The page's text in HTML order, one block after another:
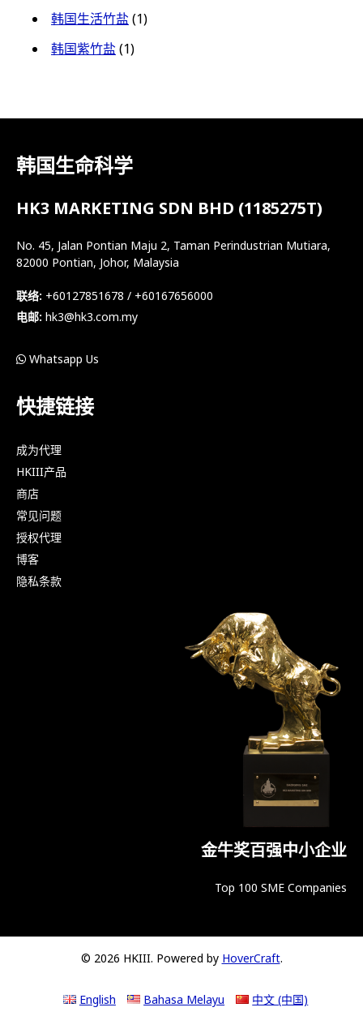
韩国生活竹盐(1)
韩国紫竹盐(1)
韩国生命科学
HK3 MARKETING SDN BHD (1185275T)
No. 45, Jalan Pontian Maju 2, Taman Perindustrian Mutiara,
82000 Pontian, Johor, Malaysia
联络: +60127851678 / +60167656000
电邮: hk3@hk3.com.my
Whatsapp Us
快捷链接
成为代理
HKIII产品
商店
常见问题
授权代理
博客
隐私条款
金牛奖百强中小企业
Top 100 SME Companies
© 2026 HKIII. Powered by HoverCraft.
English Bahasa Melayu 中文 (中国)